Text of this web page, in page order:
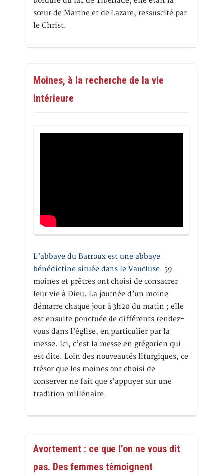
sœur de Marthe et de Lazare, ressuscité par
le Christ.
Moines, à la recherche de la vie
intérieure
L’abbaye du Barroux est une abbaye
bénédictine située dans le Vaucluse. 59
moines et prêtres ont choisi de consacrer
leur vie à Dieu. La journée d’un moine
démarre chaque jour à 3h20 du matin ; elle
est ensuite ponctuée de différents rendez-
vous dans l’église, en particulier par la
messe. Ici, c’est la messe en grégorien qui
est dite. Loin des nouveautés liturgiques, ce
trésor que les moines ont choisi de
conserver ne fait que s’appuyer sur une
tradition millénaire.
Avortement : ce que l’on ne vous dit
pas. Des femmes témoignent